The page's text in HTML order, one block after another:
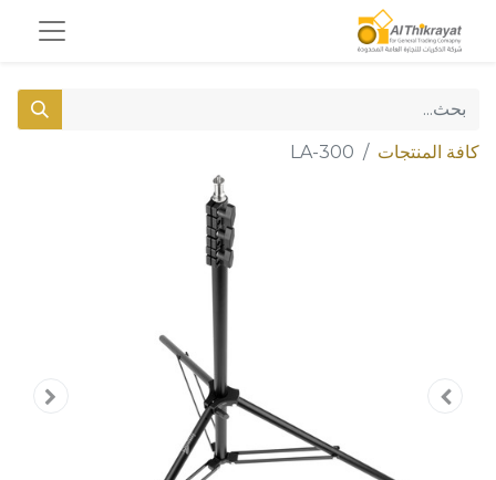
كافة المنتجات LA-300